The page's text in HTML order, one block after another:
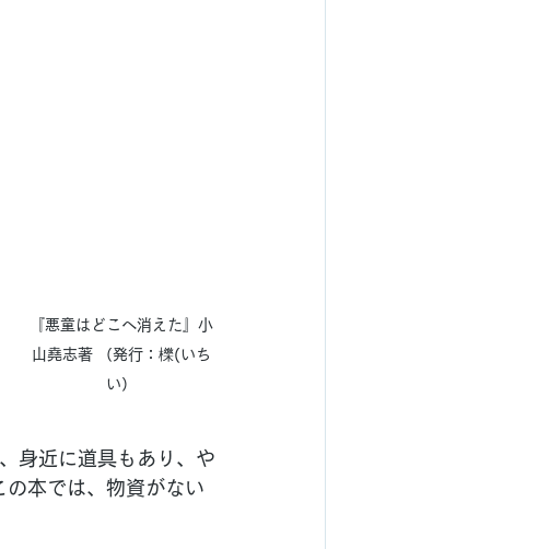
『悪童はどこへ消えた』小
山堯志著 （発行：櫟(いち
い）
身近に道具もあり、や
本では、物資がない